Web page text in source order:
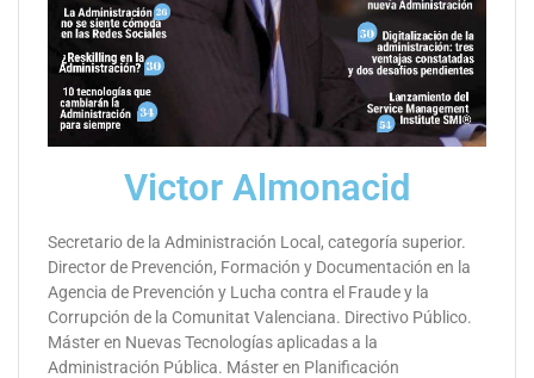
Victor Almonacid
Secretario de la Administración Local, categoría superior.
Director de Prevención, Formación y Documentación en la
Agencia de Prevención y Lucha contra el Fraude y la
Corrupción de la Comunitat Valenciana. Directivo Público.
Máster en Nuevas Tecnologías aplicadas a la
Administración Pública. Máster en Planificación